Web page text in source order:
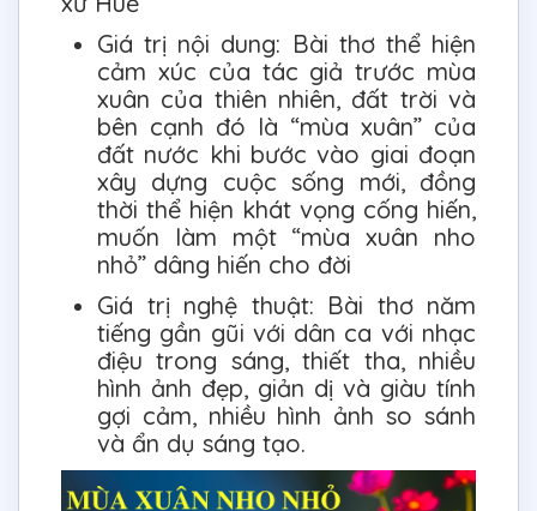
Giá trị nội dung: Bài thơ thể hiện
cảm xúc của tác giả trước mùa
xuân của thiên nhiên, đất trời và
bên cạnh đó là “mùa xuân” của
đất nước khi bước vào giai đoạn
xây dựng cuộc sống mới, đồng
thời thể hiện khát vọng cống hiến,
muốn làm một “mùa xuân nho
nhỏ” dâng hiến cho đời
Giá trị nghệ thuật: Bài thơ năm
tiếng gần gũi với dân ca với nhạc
điệu trong sáng, thiết tha, nhiều
hình ảnh đẹp, giản dị và giàu tính
gợi cảm, nhiều hình ảnh so sánh
và ẩn dụ sáng tạo.